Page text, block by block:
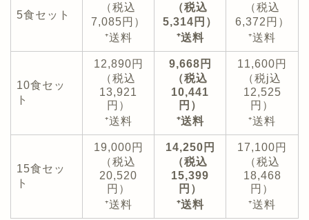
5食セット
（税込
7,085円）
⁺送料
（税込
5,314円）
⁺送料
（税込
6,372円）
⁺送料
10食セッ
ト
12,890円
（税込
13,921
円）
⁺送料
9,668円
（税込
10,441
円）
⁺送料
11,600円
（税j込
12,525
円）
⁺送料
15食セッ
ト
19,000円
（税込
20,520
円）
⁺送料
14,250円
（税込
15,399
円）
⁺送料
17,100円
（税込
18,468
円）
⁺送料